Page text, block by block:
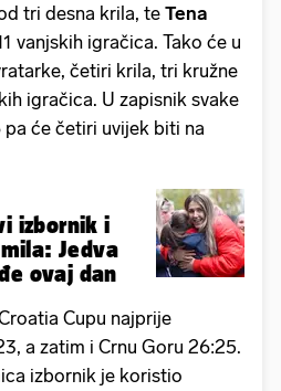
tri desna krila, teTena
vanjskih igračica. Tako će u
četiri krila, tri kružne
igračica. U zapisnik svake
će četiri uvijek biti na
izbornik i
Jedva
ovaj dan
Cupu najprije
a zatim i Crnu Goru 26:25.
izbornik je koristio